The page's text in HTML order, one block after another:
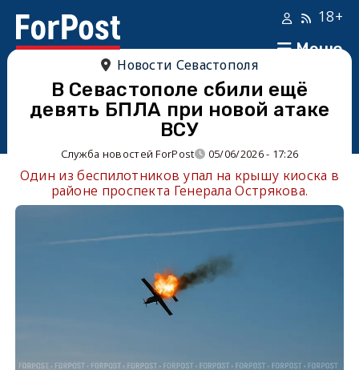
Меню
18+
Новости Севастополя
В Севастополе сбили ещё
девять БПЛА при новой атаке
ВСУ
Служба новостей ForPost 05/06/2026 - 17:26
Один из беспилотников упал на крышу киоска в
районе проспекта Генерала Острякова.